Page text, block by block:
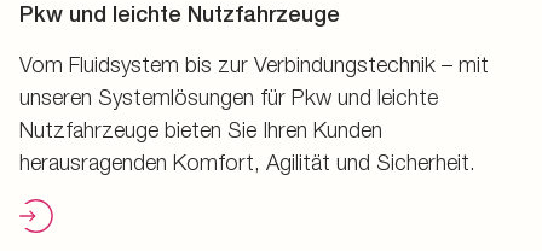
Pkw und leichte Nutzfahrzeuge
Vom Fluidsystem bis zur Verbindungstechnik – mit
unseren Systemlösungen für Pkw und leichte
Nutzfahrzeuge bieten Sie Ihren Kunden
herausragenden Komfort, Agilität und Sicherheit.